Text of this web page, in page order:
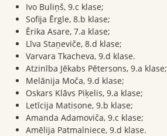
Ivo Buliņš, 9.c klase;
Sofija Ērgle, 8.b klase;
Ērika Asare, 7.a klase;
Līva Staņeviče, 8.d klase;
Varvara Tkacheva, 9.d klase.
Atzinība Jēkabs Pētersons, 9.a klase;
Melānija Moča, 9.d klase;
Oskars Klāvs Piķelis, 9.a klase;
Letīcija Matisone, 9.b klase;
Amanda Adamoviča, 9.c klase;
Amēlija Patmalniece, 9.d klase.